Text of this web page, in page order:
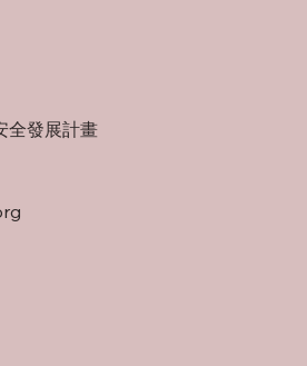
全發展計畫